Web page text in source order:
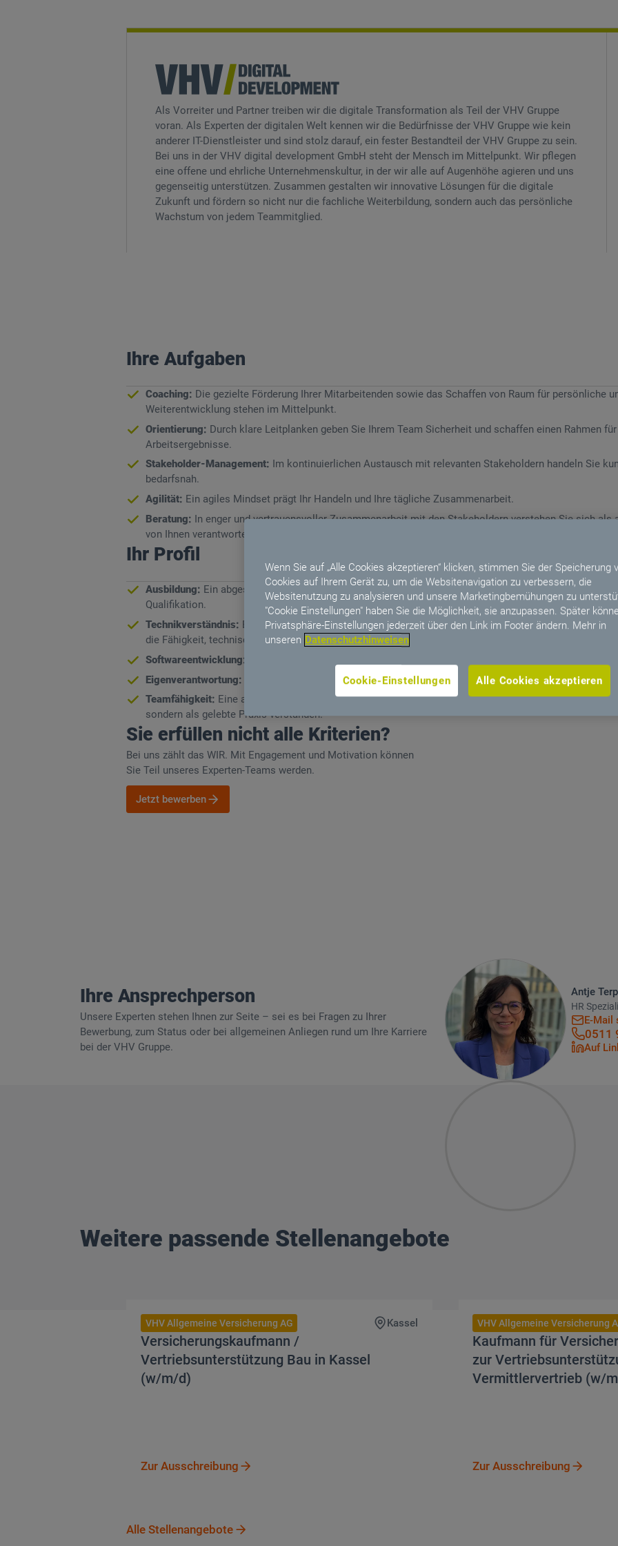
Als Vorreiter und Partner treiben wir die digitale Transformation als Teil der VHV Gruppe
voran. Als Experten der digitalen Welt kennen wir die Bedürfnisse der VHV Gruppe wie kein
anderer IT-Dienstleister und sind stolz darauf, ein fester Bestandteil der VHV Gruppe zu sein.
Bei uns in der VHV digital development GmbH steht der Mensch im Mittelpunkt. Wir pflegen
eine offene und ehrliche Unternehmenskultur, in der wir alle auf Augenhöhe agieren und uns
gegenseitig unterstützen. Zusammen gestalten wir innovative Lösungen für die digitale
Zukunft und fördern so nicht nur die fachliche Weiterbildung, sondern auch das persönliche
Wachstum von jedem Teammitglied.
Ihre Aufgaben
Coaching: Die gezielte Förderung Ihrer Mitarbeitenden sowie das Schaffen von Raum für persönliche
Weiterentwicklung stehen im Mittelpunkt.
Orientierung: Durch klare Leitplanken geben Sie Ihrem Team Sicherheit und schaffen einen Rahmen
Arbeitsergebnisse.
Stakeholder-Management: Im kontinuierlichen Austausch mit relevanten Stakeholdern handeln Sie
bedarfsnah.
Agilität: Ein agiles Mindset prägt Ihr Handeln und Ihre tägliche Zusammenarbeit.
Beratung: In enger und vertrauensvoller Zusammenarbeit mit den Stakeholdern verstehen Sie sich als
von Ihnen verantworteten Produkte.
Ihr Profil
Ausbildung: Ein abgeschlossenes Studium, vorzugsweise der Informatik, Wirtschaftsinformatik oder
Qualifikation.
Technikverständnis: Ein gutes Verständnis für die Arbeitsweise von Business Analysten und
die Fähigkeit, technische Zusammenhänge verständlich darzustellen.
Softwareentwicklung:
Eigenverantwortung: Freude daran, Themen aus eigenem Antrieb anzugehen, weiterzuentwickeln und
Teamfähigkeit: Eine ausgeprägte Führungs- und Teamfähigkeit zeichnet Sie aus; Leadership wird
sondern als gelebte Praxis verstanden.
Sie erfüllen nicht alle Kriterien?
Bei uns zählt das WIR. Mit Engagement und Motivation können
Sie Teil unseres Experten-Teams werden.
Jetzt bewerben
Jetzt bewerben
Ihre Ansprechperson
Unsere Experten stehen Ihnen zur Seite – sei es bei Fragen zu Ihrer
Bewerbung, zum Status oder bei allgemeinen Anliegen rund um Ihre Karriere
bei der VHV Gruppe.
Antje
HR
E-Mail
0511
Auf
Weitere passende Stellenangebote
VHV Allgemeine Versicherung AG Kassel
Versicherungskaufmann /
Vertriebsunterstützung Bau in Kassel
(w/m/d)
Zur AusschreibungZur Ausschreibung
VHV Allgemeine Versicherung
Kaufmann für
zur
Vermittlervertrieb (w/
Zur Ausschreibung
Zur
Alle StellenangeboteAlle Stellenangebote
Wenn Sie auf „Alle Cookies akzeptieren“ klicken, stimmen Sie der Speicherung
Cookies auf Ihrem Gerät zu, um die Websitenavigation zu verbessern, die
Websitenutzung zu analysieren und unsere Marketingbemühungen zu
"Cookie Einstellungen" haben Sie die Möglichkeit, sie anzupassen. Später
Privatsphäre-Einstellungen jederzeit über den Link im Footer ändern. Mehr in
unseren Datenschutzhinweisen
Alle Cookies akzeptieren
Cookie-Einstellungen